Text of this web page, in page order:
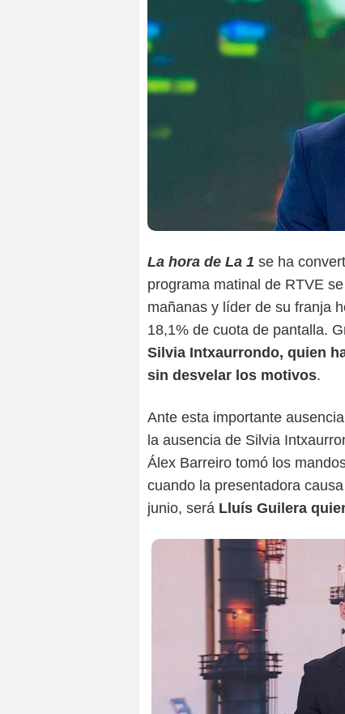
La hora de La 1 se ha
programa matinal de RTVE
mañanas y líder de su franja
18,1% de cuota de pantalla.
Silvia Intxaurrondo, quien
sin desvelar los motivos.
Ante esta importante
la ausencia de Silvia
Álex Barreiro tomó los
cuando la presentadora
junio, será Lluís Guilera